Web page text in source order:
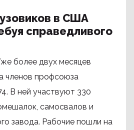
в США
справедливого
более двух месяцев
членов профсоюза
В ней участвуют 330
самосвалов и
завода. Рабочие пошли на